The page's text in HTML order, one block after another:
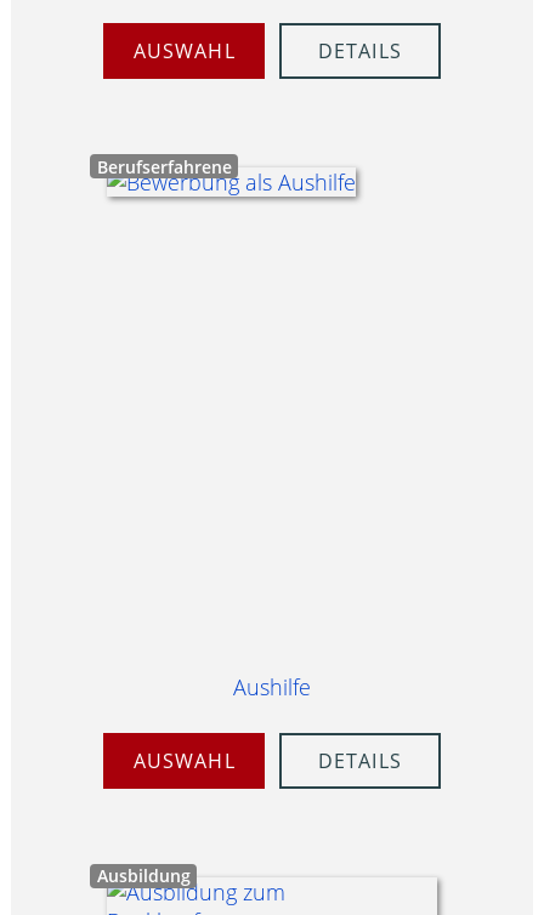
AUSWAHL DETAILS
Berufserfahrene
Aushilfe
AUSWAHL DETAILS
Ausbildung